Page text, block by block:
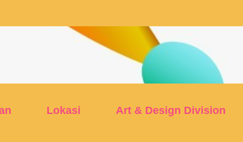
Lokasi Art & Design Division